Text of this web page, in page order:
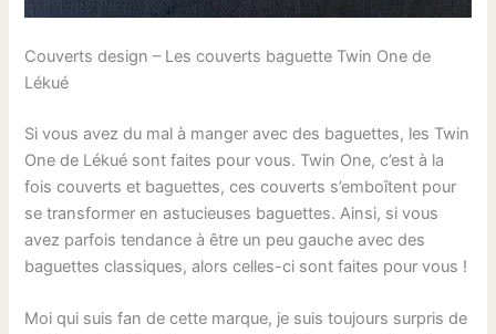
Couverts design – Les couverts baguette Twin One de
Lékué
Si vous avez du mal à manger avec des baguettes, les Twin
One de Lékué sont faites pour vous. Twin One, c’est à la
fois couverts et baguettes, ces couverts s’emboîtent pour
se transformer en astucieuses baguettes. Ainsi, si vous
avez parfois tendance à être un peu gauche avec des
baguettes classiques, alors celles-ci sont faites pour vous !
Moi qui suis fan de cette marque, je suis toujours surpris de